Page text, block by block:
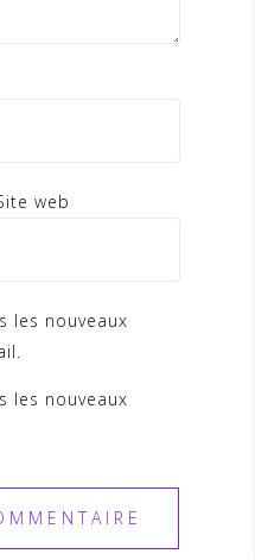
web
les nouveaux
les nouveaux